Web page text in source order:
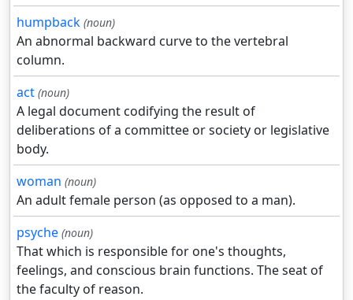
humpback (noun)
An abnormal backward curve to the vertebral
column.
act (noun)
A legal document codifying the result of
deliberations of a committee or society or legislative
body.
woman (noun)
An adult female person (as opposed to a man).
psyche (noun)
That which is responsible for one's thoughts,
feelings, and conscious brain functions. The seat of
the faculty of reason.